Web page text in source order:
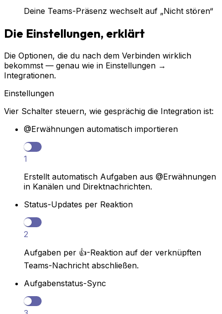
Deine Teams-Präsenz wechselt auf „Nicht stören“
Die Einstellungen, erklärt
Die Optionen, die du nach dem Verbinden wirklich
bekommst — genau wie in Einstellungen →
Integrationen.
Einstellungen
Vier Schalter steuern, wie gesprächig die Integration ist:
@Erwähnungen automatisch importieren
1
Erstellt automatisch Aufgaben aus @Erwähnungen
in Kanälen und Direktnachrichten.
Status-Updates per Reaktion
2
Aufgaben per 👍-Reaktion auf der verknüpften
Teams-Nachricht abschließen.
Aufgabenstatus-Sync